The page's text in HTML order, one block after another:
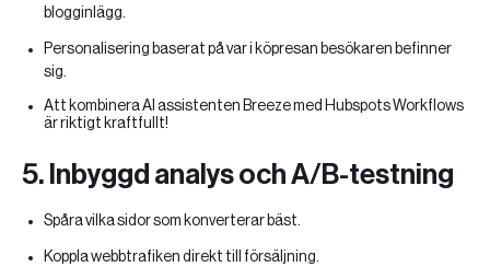
blogginlägg.
Personalisering baserat på var i köpresan besökaren befinner
sig.
Att kombinera AI assistenten Breeze med Hubspots Workflows
är riktigt kraftfullt!
5. Inbyggd analys och A/B-testning
Spåra vilka sidor som konverterar bäst.
Koppla webbtrafiken direkt till försäljning.